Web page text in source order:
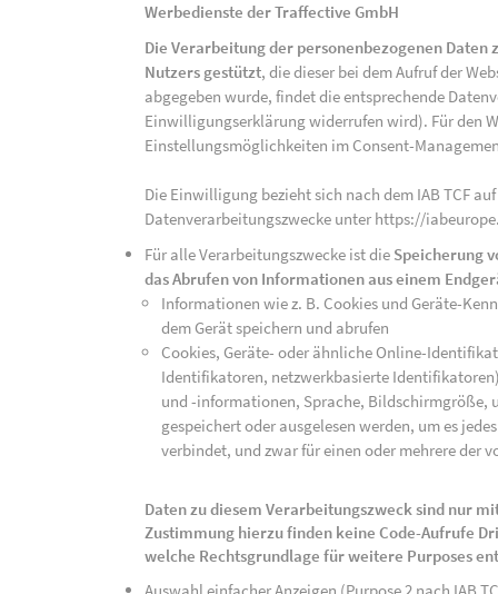
Werbedienste der Traffective GmbH
Die Verarbeitung der personenbezogenen
Nutzers gestützt, die dieser bei dem Aufruf der
abgegeben wurde, findet die entsprechende
Einwilligungserklärung widerrufen wird). Für den
Einstellungsmöglichkeiten im Consent-
Die Einwilligung bezieht sich nach dem IAB TCF
Datenverarbeitungszwecke unter https://
Für alle Verarbeitungszwecke ist die Speicherung
das Abrufen von Informationen aus einem
Informationen wie z. B. Cookies und Geräte-
dem Gerät speichern und abrufen
Cookies, Geräte- oder ähnliche Online-
Identifikatoren, netzwerkbasierte
und -informationen, Sprache, Bildschirmgröße,
gespeichert oder ausgelesen werden, um es
verbindet, und zwar für einen oder mehrere der
Daten zu diesem Verarbeitungszweck sind nur
Zustimmung hierzu finden keine Code-Aufrufe
welche Rechtsgrundlage für weitere Purposes